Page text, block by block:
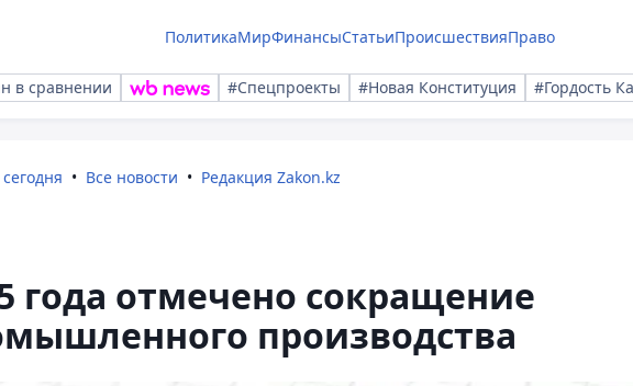
ПолитикаМирФинансыСтатьиПроисшествияПраво
в сравнении #Спецпроекты #Новая Конституция #Гордость
Все новости Редакция Zakon.kz
года отмечено сокращение
производства